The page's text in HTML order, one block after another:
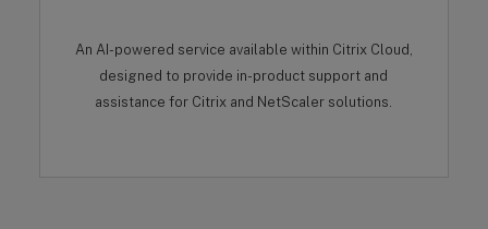
An AI-powered service available within Citrix Cloud,
designed to provide in-product support and
assistance for Citrix and NetScaler solutions.